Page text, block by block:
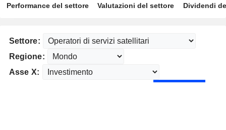
Performance del settore Valutazioni del settore Dividendi
Settore:
Regione:
Asse X: